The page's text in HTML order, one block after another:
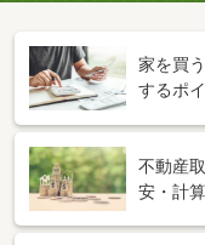
家を買
するポ
不動産
安・計